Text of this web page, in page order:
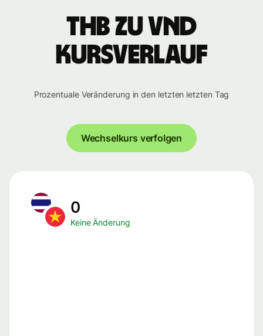
THB zu VND
Kursverlauf
Prozentuale Veränderung in den letzten letzten Tag
Wechselkurs verfolgen
0
Keine Änderung